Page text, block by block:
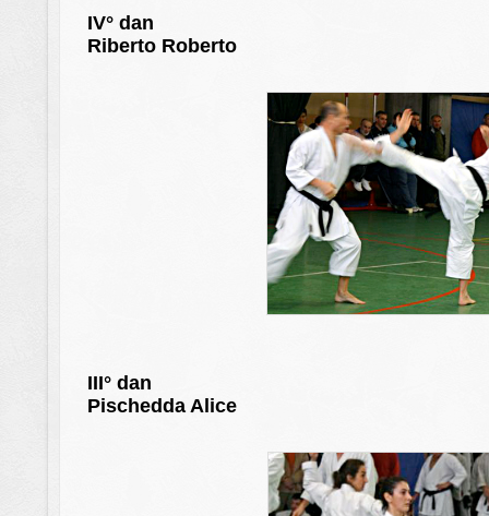
IV° dan
Riberto Roberto
III° dan
Pischedda Alice